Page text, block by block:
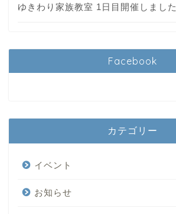
ゆきわり家族教室 1日目開催しました
Facebook
カテゴリー
イベント
お知らせ